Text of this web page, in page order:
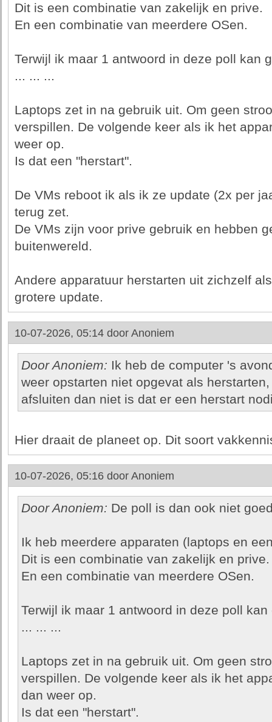
Dit is een combinatie van zakelijk en prive.
En een combinatie van meerdere OSen.
Terwijl ik maar 1 antwoord in deze poll kan
... ... ...
Laptops zet in na gebruik uit. Om geen
verspillen. De volgende keer als ik het
weer op.
Is dat een "herstart".
De VMs reboot ik als ik ze update (2x per
terug zet.
De VMs zijn voor prive gebruik en hebben
buitenwereld.
Andere apparatuur herstarten uit zichzelf
grotere update.
10-07-2026, 05:14 door Anoniem
Door Anoniem: Ik heb de computer 's
weer opstarten niet opgevat als
afsluiten dan niet is dat er een herstart
Hier draait de planeet op. Dit soort
10-07-2026, 05:16 door Anoniem
Door Anoniem: De poll is dan ook niet
Ik heb meerdere apparaten (laptops en
Dit is een combinatie van zakelijk en prive.
En een combinatie van meerdere OSen.
Terwijl ik maar 1 antwoord in deze poll kan
... ... ...
Laptops zet in na gebruik uit. Om geen
verspillen. De volgende keer als ik het
dan weer op.
Is dat een "herstart".